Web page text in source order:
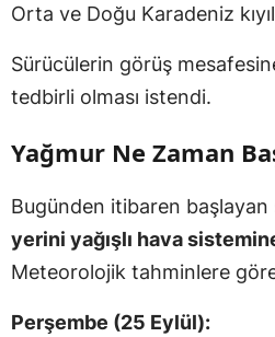
Orta ve Doğu Karadeniz
Sürücülerin görüş
tedbirli olması istendi.
Yağmur Ne Zaman
Bugünden itibaren başlayan
yerini yağışlı hava
Meteorolojik tahminlere
Perşembe (25 Eylül):